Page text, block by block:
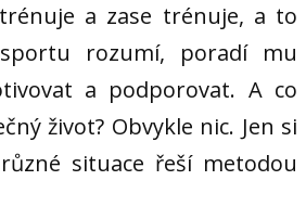
a zase trénuje, a to
rozumí, poradí mu
a podporovat. A co
život? Obvykle nic. Jen si
situace řeší metodou